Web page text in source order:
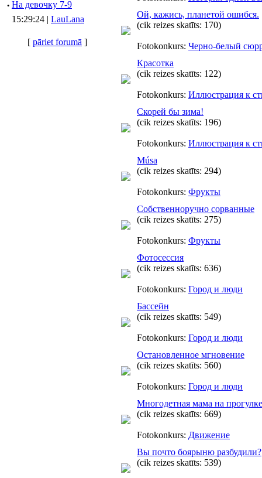
· Hа девочку 7-9
15:29:24 | LauLana
[ pāriet forumā ]
Ой, кажись, планетой ошибся.
(cik reizes skatīts: 170)
Fotokonkurs: Черно-белый
Красотка
(cik reizes skatīts: 122)
Fotokonkurs: Иллюстрация к
Скорей бы зима!
(cik reizes skatīts: 196)
Fotokonkurs: Иллюстрация к
Músa
(cik reizes skatīts: 294)
Fotokonkurs: Фрукты
Собственноручно сорванные
(cik reizes skatīts: 275)
Fotokonkurs: Фрукты
Фотосессия
(cik reizes skatīts: 636)
Fotokonkurs: Город и люди
Бассейн
(cik reizes skatīts: 549)
Fotokonkurs: Город и люди
Остановленное мгновение
(cik reizes skatīts: 560)
Fotokonkurs: Город и люди
Многодетная мама на прогулке
(cik reizes skatīts: 669)
Fotokonkurs: Движение
Вы почто боярыню разбудили?
(cik reizes skatīts: 539)